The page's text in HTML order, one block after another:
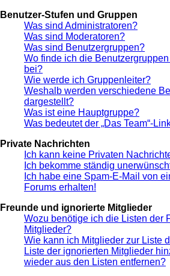
Benutzer-Stufen und Gruppen
Was sind Administratoren?
Was sind Moderatoren?
Was sind Benutzergruppen?
Wo finde ich die
bei?
Wie werde ich Gruppenleiter?
Weshalb werden verschiedene
dargestellt?
Was ist eine Hauptgruppe?
Was bedeutet der „Das Team“-
Private Nachrichten
Ich kann keine Privaten
Ich bekomme ständig
Ich habe eine Spam-E-Mail von
Forums erhalten!
Freunde und ignorierte Mitglieder
Wozu benötige ich die Listen der
Mitglieder?
Wie kann ich Mitglieder zur Liste
Liste der ignorierten Mitglieder
wieder aus den Listen entfernen?